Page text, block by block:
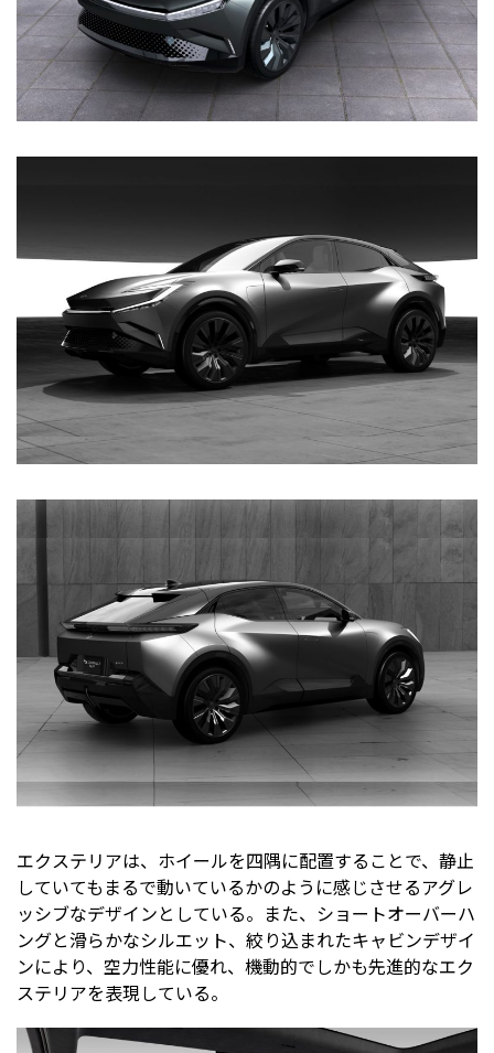
エクステリアは、ホイールを四隅に配置することで、静止
していてもまるで動いているかのように感じさせるアグレ
ッシブなデザインとしている。また、ショートオーバーハ
ングと滑らかなシルエット、絞り込まれたキャビンデザイ
ンにより、空力性能に優れ、機動的でしかも先進的なエク
ステリアを表現している。